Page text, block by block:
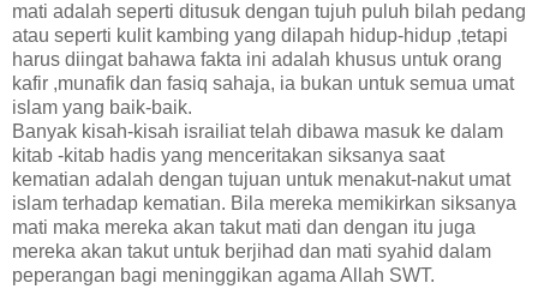
mati adalah seperti ditusuk dengan tujuh puluh bilah pedang
atau seperti kulit kambing yang dilapah hidup-hidup ,tetapi
harus diingat bahawa fakta ini adalah khusus untuk orang
kafir ,munafik dan fasiq sahaja, ia bukan untuk semua umat
islam yang baik-baik.
Banyak kisah-kisah israiliat telah dibawa masuk ke dalam
kitab -kitab hadis yang menceritakan siksanya saat
kematian adalah dengan tujuan untuk menakut-nakut umat
islam terhadap kematian. Bila mereka memikirkan siksanya
mati maka mereka akan takut mati dan dengan itu juga
mereka akan takut untuk berjihad dan mati syahid dalam
peperangan bagi meninggikan agama Allah SWT.